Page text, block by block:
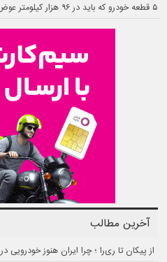
۵ قطعه خودرو که باید در ۹۶ هزار کیلومتر عوض کنید
آخرین مطالب
از پیکان تا ری‌را ؛ چرا ایران هنوز خودرویی